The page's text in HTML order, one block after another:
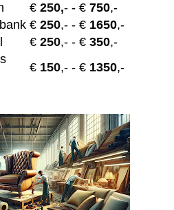
€ 250,- - € 750,-
€ 250,- - € 1650,-
€ 250,- - € 350,-
€ 150,- - € 1350,-